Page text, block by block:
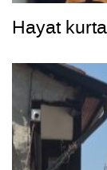
Hayat